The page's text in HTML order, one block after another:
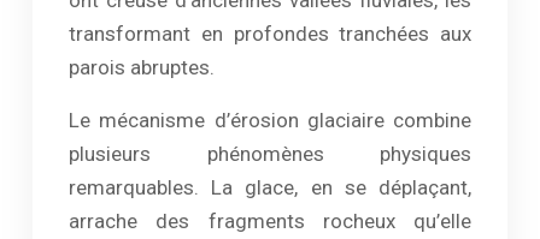
transformant en profondes tranchées aux
parois abruptes.
Le mécanisme d’érosion glaciaire combine
plusieurs phénomènes physiques
remarquables. La glace, en se déplaçant,
arrache des fragments rocheux qu’elle